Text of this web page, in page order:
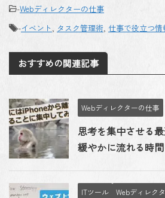
-Webディレクターの仕事
-イベント, タスク管理術, 仕事で役立つ情
おすすめの関連記事
Webディレクターの仕事
思考を集中させる
緩やかに流れる時
ITツール Webディレク